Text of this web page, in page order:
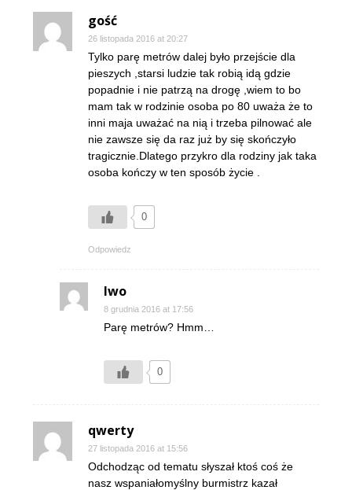
gość
26 listopada 2016 at 20:27
Tylko parę metrów dalej było przejście dla
pieszych ,starsi ludzie tak robią idą gdzie
popadnie i nie patrzą na drogę ,wiem to bo
mam tak w rodzinie osoba po 80 uważa że to
inni maja uważać na nią i trzeba pilnować ale
nie zawsze się da raz już by się skończyło
tragicznie.Dlatego przykro dla rodziny jak taka
osoba kończy w ten sposób życie .
0
Odpowiedz
Iwo
8 grudnia 2016 at 17:56
Parę metrów? Hmm…
0
qwerty
27 listopada 2016 at 15:56
Odchodząc od tematu słyszał ktoś coś że
nasz wspaniałomyślny burmistrz kazał